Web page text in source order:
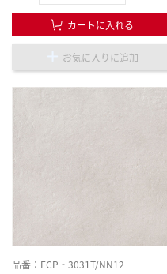
カートに入れる
お気に入りに追加
品番：ECP‐3031T/NN12